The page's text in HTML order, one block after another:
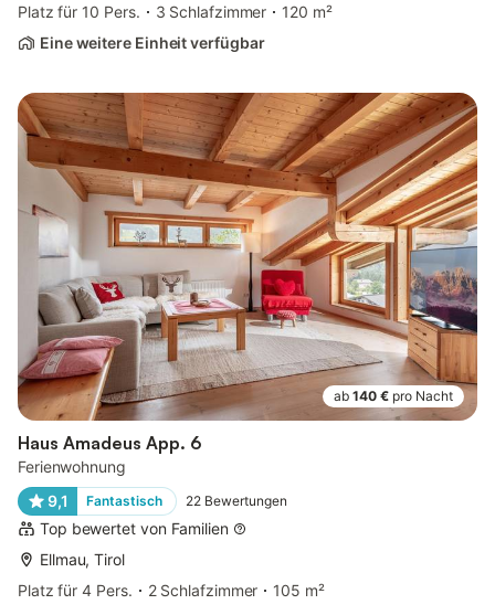
Platz für 10 Pers.
3 Schlafzimmer
120 m²
Eine weitere Einheit verfügbar
ab 140 € pro Nacht
Haus Amadeus App. 6
Ferienwohnung
9,1
Fantastisch 22 Bewertungen
Top bewertet von Familien
Ellmau, Tirol
Platz für 4 Pers.
2 Schlafzimmer 105 m²